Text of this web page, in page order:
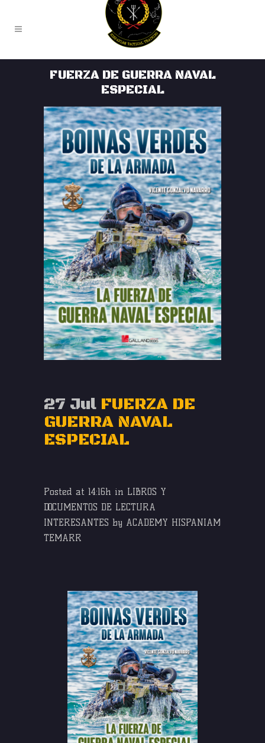
FUERZA DE GUERRA NAVAL
ESPECIAL
27 Jul FUERZA DE
GUERRA NAVAL
ESPECIAL
Posted at 14:16h in LIBROS Y
DOCUMENTOS DE LECTURA
INTERESANTES by ACADEMY HISPANIAM
TEMARR